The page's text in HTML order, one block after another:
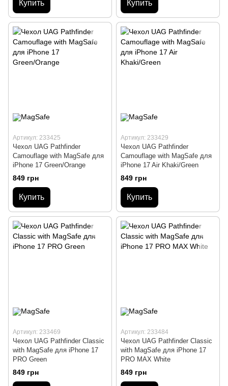
Купить Купить
Артикул: 233425
Чехол UAG Pathfinder
Сamouflage with MagSafe для
iPhone 17 Green/Orange
849 грн
Купить
Артикул: 233429
Чехол UAG Pathfinder
Сamouflage with MagSafe для
iPhone 17 Air Khaki/Green
849 грн
Купить
Артикул: 233469
Чехол UAG Pathfinder Сlassic
with MagSafe для iPhone 17
PRO Green
849 грн
Артикул: 233484
Чехол UAG Pathfinder Сlassic
with MagSafe для iPhone 17
PRO MAX White
849 грн